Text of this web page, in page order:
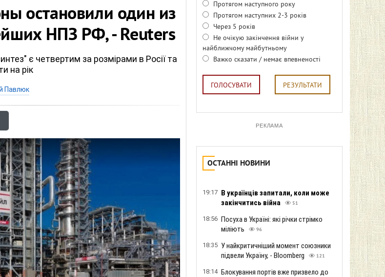
остановили один из
НПЗ РФ, - Reuters
є четвертим за розмірами в Росії та
на рік
Павлюк
Протягом наступного року
Протягом наступних 2-3 років
Через 5 років
Не очікую закінчення війни у
найближчому майбутньому
Важко сказати / немає впевненості
ГОЛОСУВАТИ РЕЗУЛЬТАТИ
РЕКЛАМА
ОСТАННІ НОВИНИ
19:17 В українців запитали, коли може
закінчитись війна
51
18:56 Посуха в Україні: які річки стрімко
міліють
96
18:35 У найкритичніший момент союзники
підвели Україну, - Bloomberg
121
18:14 Блокування портів вже призвело до